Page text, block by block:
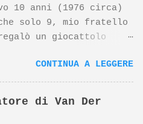
10 anni (1976 circa)
solo 9, mio fratello
un giocattolo
studiare l'elettronica
dalla mente
Gregor e dal
Rams (top
CONTINUA A LEGGERE
di Van Der